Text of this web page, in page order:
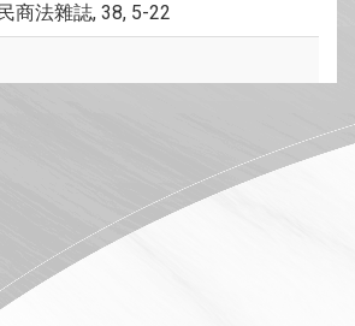
商法雜誌, 38, 5-22